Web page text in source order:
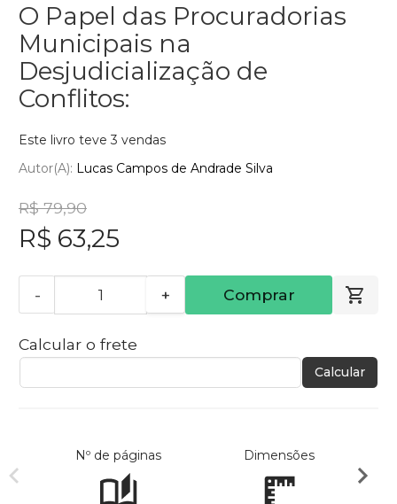
O Papel das Procuradorias
Municipais na
Desjudicialização de
Conflitos:
Este livro teve 3 vendas
Autor(a): Lucas Campos de Andrade Silva
R$ 79,90
R$ 63,25
- + Comprar
Calcular o frete
Calcular
Nº de páginas Dimensões